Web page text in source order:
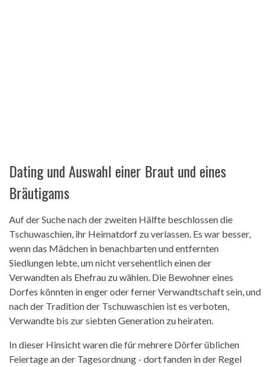
Dating und Auswahl einer Braut und eines
Bräutigams
Auf der Suche nach der zweiten Hälfte beschlossen die
Tschuwaschien, ihr Heimatdorf zu verlassen. Es war besser,
wenn das Mädchen in benachbarten und entfernten
Siedlungen lebte, um nicht versehentlich einen der
Verwandten als Ehefrau zu wählen. Die Bewohner eines
Dorfes könnten in enger oder ferner Verwandtschaft sein, und
nach der Tradition der Tschuwaschien ist es verboten,
Verwandte bis zur siebten Generation zu heiraten.
In dieser Hinsicht waren die für mehrere Dörfer üblichen
Feiertage an der Tagesordnung - dort fanden in der Regel